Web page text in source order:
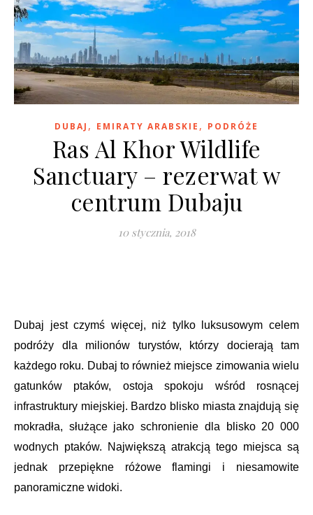
DUBAJ , EMIRATY ARABSKIE , PODRÓŻE
Ras Al Khor Wildlife
Sanctuary – rezerwat w
centrum Dubaju
10 stycznia, 2018
Dubaj jest czymś więcej, niż tylko luksusowym celem
podróży dla milionów turystów, którzy docierają tam
każdego roku. Dubaj to również miejsce zimowania wielu
gatunków ptaków, ostoja spokoju wśród rosnącej
infrastruktury miejskiej. Bardzo blisko miasta znajdują się
mokradła, służące jako schronienie dla blisko 20 000
wodnych ptaków. Największą atrakcją tego miejsca są
jednak przepiękne różowe flamingi i niesamowite
panoramiczne widoki.